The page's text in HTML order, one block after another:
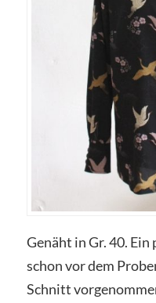
Genäht in Gr. 40. Ein
schon vor dem
Schnitt